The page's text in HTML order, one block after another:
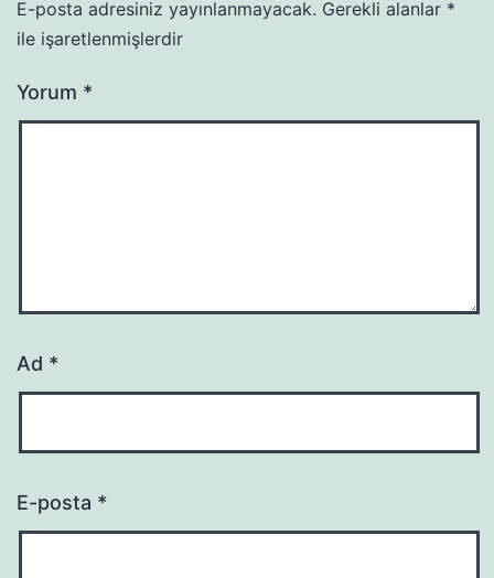
E-posta adresiniz yayınlanmayacak. Gerekli alanlar *
ile işaretlenmişlerdir
Yorum *
Ad *
E-posta *